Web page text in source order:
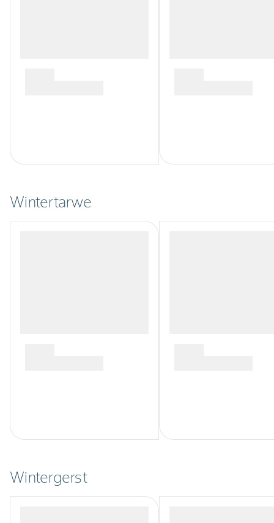
Wintertarwe
Wintergerst